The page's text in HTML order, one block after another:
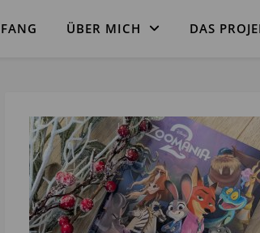
ÜBER MICH DAS